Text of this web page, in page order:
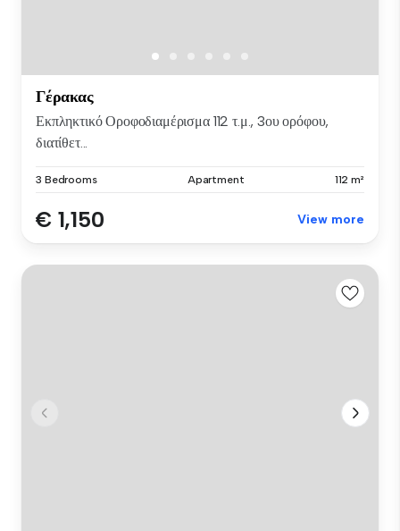
Γέρακας
Εκπληκτικό Οροφοδιαμέρισμα 112 τ.μ., 3ου ορόφου,
διατίθετ...
3 Bedrooms Apartment 112 m²
€ 1,150 View more